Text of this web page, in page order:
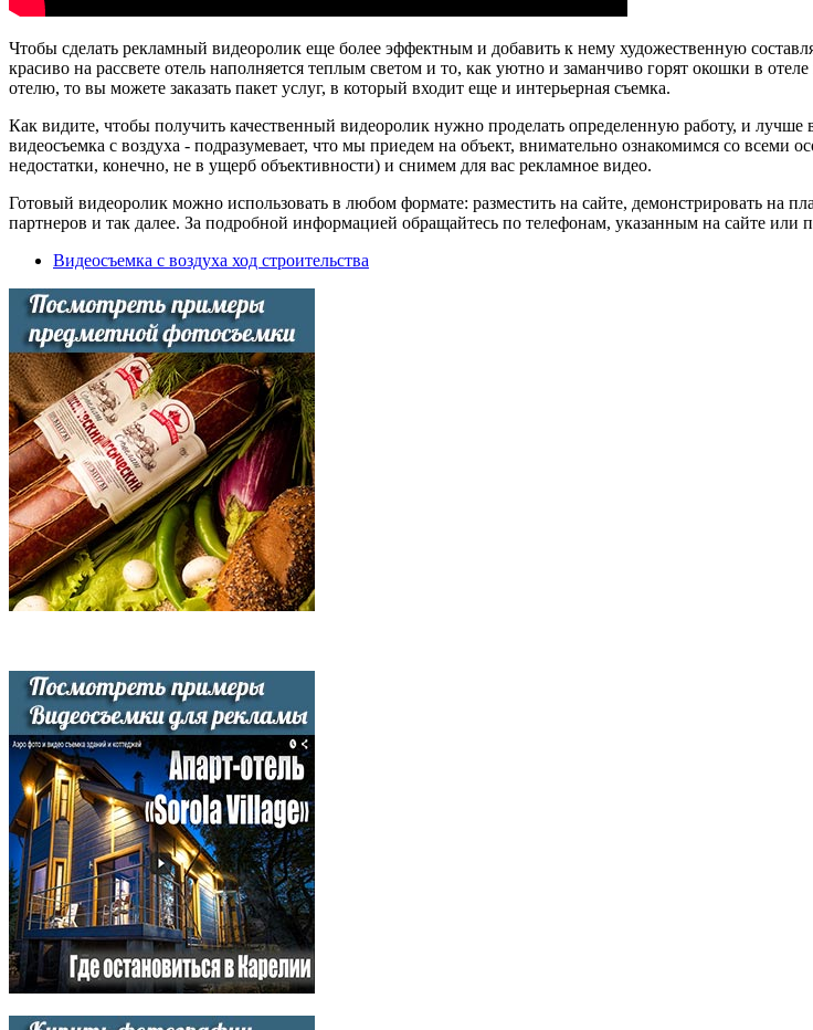
Чтобы сделать рекламный видеоролик еще более эффектным и добавить к нему художественную
красиво на рассвете отель наполняется теплым светом и то, как уютно и заманчиво горят окошки в
отелю, то вы можете заказать пакет услуг, в который входит еще и интерьерная съемка.
Как видите, чтобы получить качественный видеоролик нужно проделать определенную работу, и
видеосъемка с воздуха - подразумевает, что мы приедем на объект, внимательно ознакомимся со
недостатки, конечно, не в ущерб объективности) и снимем для вас рекламное видео.
Готовый видеоролик можно использовать в любом формате: разместить на сайте, демонстрировать на
партнеров и так далее. За подробной информацией обращайтесь по телефонам, указанным на сайте или
Видеосъемка с воздуха ход строительства